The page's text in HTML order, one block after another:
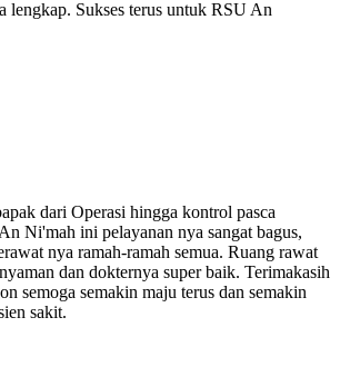
lengkap. Sukses terus untuk RSU An
dari Operasi hingga kontrol pasca
Ni'mah ini pelayanan nya sangat bagus,
nya ramah-ramah semua. Ruang rawat
dan dokternya super baik. Terimakasih
semoga semakin maju terus dan semakin
sakit.